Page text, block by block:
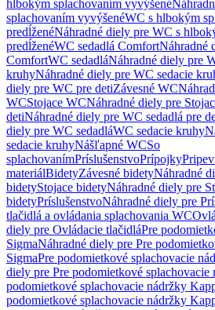
hlbokým splachovaním vyvýšené
splachovaním vyvýšenéWC s hlbokým
predĺženéNáhradné diely pre WC s
predĺženéWC sedadlá ComfortNáhradné
ComfortWC sedadláNáhradné diely pre
kruhyNáhradné diely pre WC sedacie
diely pre WC pre detiZávesné WC
WCStojace WCNáhradné diely pre
detiNáhradné diely pre WC sedadlá pre
diely pre WC sedadláWC sedacie kruhy
sedacie kruhyNášľapné WCSo
splachovanímPríslušenstvoPrípojky
materiálBidetyZávesné bidetyNáhradné
bidetyStojace bidetyNáhradné diely pre
bidetyPríslušenstvoNáhradné diely pre
tlačidlá a ovládania splachovania WC
diely pre Ovládacie tlačidláPre
SigmaNáhradné diely pre Pre
SigmaPre podomietkové splachovacie
diely pre Pre podomietkové splachovacie
podomietkové splachovacie nádržky
podomietkové splachovacie nádržky